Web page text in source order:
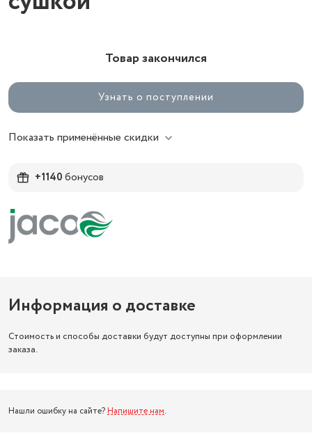
Товар закончился
Узнать о поступлении
Показать применённые скидки
+1140бонусов
Информация о доставке
Стоимость и способы доставки будут доступны при оформлении
заказа.
Нашли ошибку на сайте? Напишите нам.